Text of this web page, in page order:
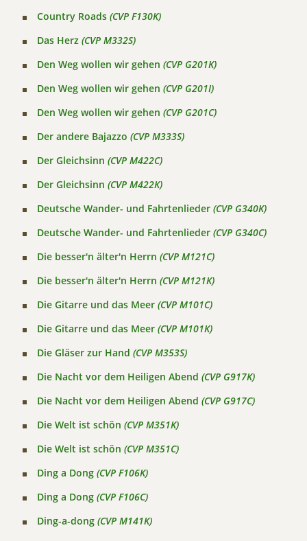
Country Roads (CVP F130K)
Das Herz (CVP M332S)
Den Weg wollen wir gehen (CVP G201K)
Den Weg wollen wir gehen (CVP G201I)
Den Weg wollen wir gehen (CVP G201C)
Der andere Bajazzo (CVP M333S)
Der Gleichsinn (CVP M422C)
Der Gleichsinn (CVP M422K)
Deutsche Wander- und Fahrtenlieder (CVP G340K)
Deutsche Wander- und Fahrtenlieder (CVP G340C)
Die besser'n älter'n Herrn (CVP M121C)
Die besser'n älter'n Herrn (CVP M121K)
Die Gitarre und das Meer (CVP M101C)
Die Gitarre und das Meer (CVP M101K)
Die Gläser zur Hand (CVP M353S)
Die Nacht vor dem Heiligen Abend (CVP G917K)
Die Nacht vor dem Heiligen Abend (CVP G917C)
Die Welt ist schön (CVP M351K)
Die Welt ist schön (CVP M351C)
Ding a Dong (CVP F106K)
Ding a Dong (CVP F106C)
Ding-a-dong (CVP M141K)